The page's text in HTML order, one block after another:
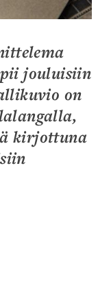
jouluisiin
on
kirjottuna